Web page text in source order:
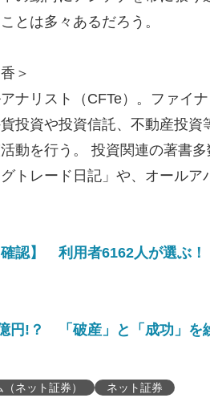
とは多々あるだろう。
＞
ナリスト（CFTe）。ファイ
投資や投資信託、不動産投
動を行う。 投資関連の著書
トレード日記」や、オール
確認】 利用者6162人が選ぶ
円!？ 「破産」と「成功」を
（ネット証券） ネット証券